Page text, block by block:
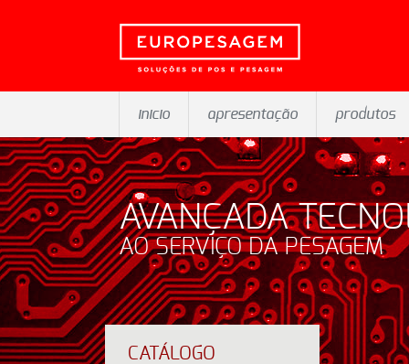
inicio apresentação produtos
AVANÇADA
AO SERVIÇO DA PESAGEM
CATÁLOGO